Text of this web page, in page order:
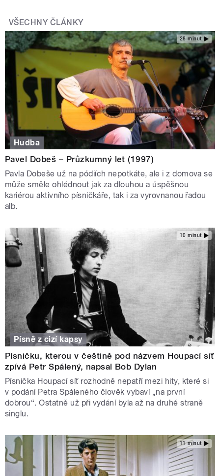
VŠECHNY ČLÁNKY
28 minut
Hudba
Pavel Dobeš – Průzkumný let (1997)
Pavla Dobeše už na pódiích nepotkáte, ale i z domova se
může směle ohlédnout jak za dlouhou a úspěšnou
kariérou aktivního písničkáře, tak i za vyrovnanou řadou
alb.
10 minut
Písně z cizí kapsy
Písničku, kterou v češtině pod názvem Houpací síť
zpívá Petr Spálený, napsal Bob Dylan
Písnička Houpací síť rozhodně nepatří mezi hity, které si
v podání Petra Spáleného člověk vybaví „na první
dobrou“. Ostatně už při vydání byla až na druhé straně
singlu.
11 minut